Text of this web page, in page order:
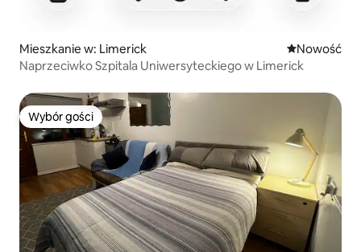
Mieszkanie w: Limerick Nowe
Nowość
Naprzeciwko Szpitala Uniwersyteckiego w Limerick
Wybór gości
Wybór gości